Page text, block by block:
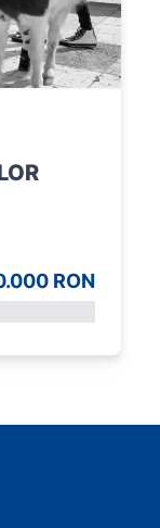
RON